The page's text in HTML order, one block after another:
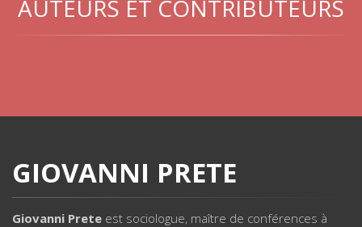
AUTEURS ET CONTRIBUTEURS
GIOVANNI PRETE
Giovanni Prete est sociologue, maître de conférences à